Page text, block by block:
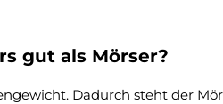
gut als Mörser?
Dadurch steht der